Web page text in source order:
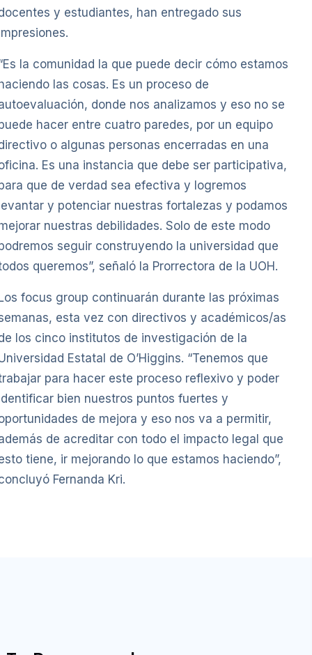
y estudiantes, han entregado sus
la comunidad la que puede decir cómo estamos
las cosas. Es un proceso de
donde nos analizamos y eso no se
hacer entre cuatro paredes, por un equipo
o algunas personas encerradas en una
Es una instancia que debe ser participativa,
que de verdad sea efectiva y logremos
y potenciar nuestras fortalezas y podamos
nuestras debilidades. Solo de este modo
seguir construyendo la universidad que
queremos”, señaló la Prorrectora de la UOH.
focus group continuarán durante las próximas
esta vez con directivos y académicos/as
los cinco institutos de investigación de la
Estatal de O’Higgins. “Tenemos que
para hacer este proceso reflexivo y poder
bien nuestros puntos fuertes y
de mejora y eso nos va a permitir,
de acreditar con todo el impacto legal que
tiene, ir mejorando lo que estamos haciendo”,
Fernanda Kri.